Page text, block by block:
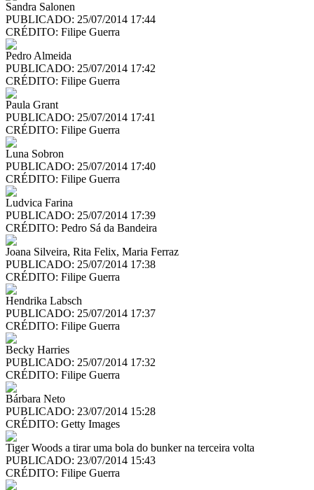
Sandra Salonen
PUBLICADO: 25/07/2014 17:44
CRÉDITO: Filipe Guerra
Pedro Almeida
PUBLICADO: 25/07/2014 17:42
CRÉDITO: Filipe Guerra
Paula Grant
PUBLICADO: 25/07/2014 17:41
CRÉDITO: Filipe Guerra
Luna Sobron
PUBLICADO: 25/07/2014 17:40
CRÉDITO: Filipe Guerra
Ludvica Farina
PUBLICADO: 25/07/2014 17:39
CRÉDITO: Pedro Sá da Bandeira
Joana Silveira, Rita Felix, Maria Ferraz
PUBLICADO: 25/07/2014 17:38
CRÉDITO: Filipe Guerra
Hendrika Labsch
PUBLICADO: 25/07/2014 17:37
CRÉDITO: Filipe Guerra
Becky Harries
PUBLICADO: 25/07/2014 17:32
CRÉDITO: Filipe Guerra
Bárbara Neto
PUBLICADO: 23/07/2014 15:28
CRÉDITO: Getty Images
Tiger Woods a tirar uma bola do bunker na terceira volta
PUBLICADO: 23/07/2014 15:43
CRÉDITO: Filipe Guerra